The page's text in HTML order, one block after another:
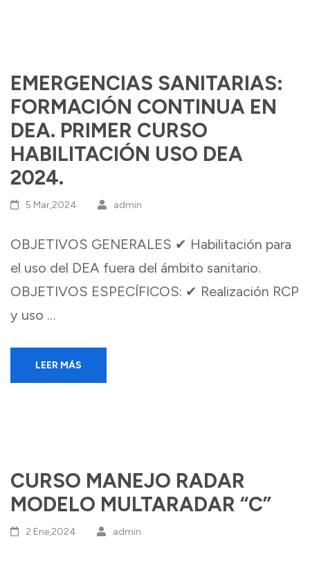
EMERGENCIAS SANITARIAS:
FORMACIÓN CONTINUA EN
DEA. PRIMER CURSO
HABILITACIÓN USO DEA
2024.
5 Mar,2024 admin
OBJETIVOS GENERALES ✔ Habilitación para
el uso del DEA fuera del ámbito sanitario.
OBJETIVOS ESPECÍFICOS: ✔ Realización RCP
y uso …
LEER MÁS
CURSO MANEJO RADAR
MODELO MULTARADAR “C”
2 Ene,2024 admin